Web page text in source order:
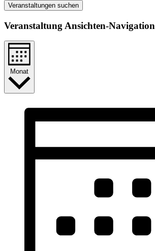
Veranstaltungen suchen
Veranstaltung Ansichten-Navigation
Monat